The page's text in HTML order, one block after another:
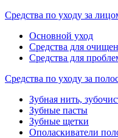
Средства по уходу за
Основной уход
Средства для
Средства для
Средства по уходу за
Зубная нить,
Зубные пасты
Зубные щетки
Ополаскиватели